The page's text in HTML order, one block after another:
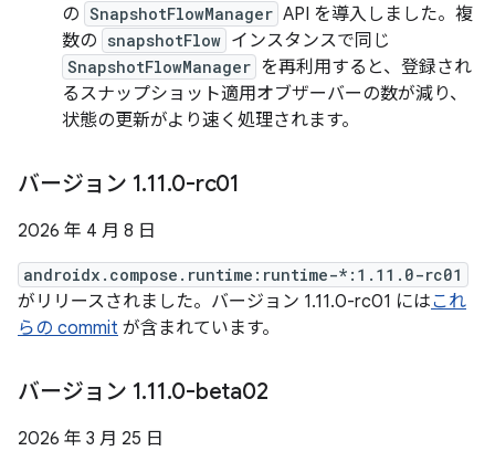
の SnapshotFlowManager API を導入しました。複
数の snapshotFlow インスタンスで同じ
SnapshotFlowManager を再利用すると、登録され
るスナップショット適用オブザーバーの数が減り、
状態の更新がより速く処理されます。
バージョン 1.11.0-rc01
2026 年 4 月 8 日
androidx.compose.runtime:runtime-*:1.11.0-rc01
がリリースされました。バージョン 1.11.0-rc01 にはこれ
らの commit が含まれています。
バージョン 1.11.0-beta02
2026 年 3 月 25 日